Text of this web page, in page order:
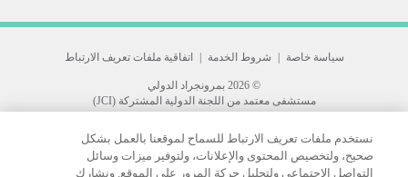
سياسة خاصة شروط الخدمة اتفاقية ملفات تعريف الارتباط
© 2026 بمرونجراد الدولي
مستشفى معتمد من اللجنة الدولية المشتركة (JCI)
33 Sukhumvit 3, Wattana, Bangkok 10110 Thailand.
All rights reserved.
نستخدم ملفات تعريف الارتباط للسماح لموقعنا بالعمل بشكل
صحيح، ولتخصيص المحتوى والإعلانات، ولتوفير ميزات وسائل
التواصل الاجتماعي ولتحليل حركة المرور على الموقع. ونشارك